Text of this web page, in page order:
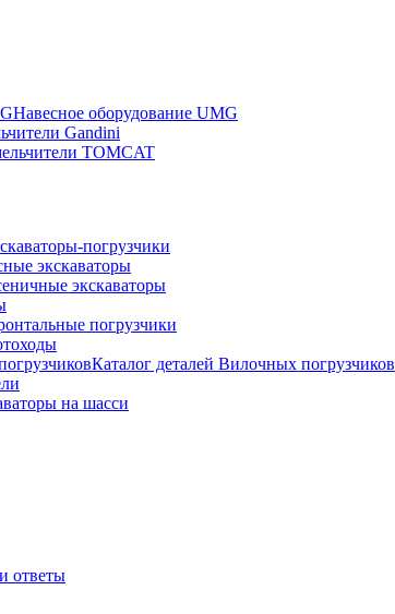
Навесное оборудование UMG
Gandini
TOMCAT
погрузчики
экскаваторы
экскаваторы
погрузчики
Каталог деталей Вилочных погрузчиков
на шасси
ответы